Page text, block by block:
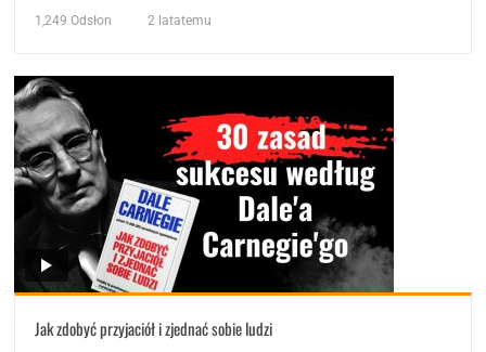
1,249 Odsłon 2 latatemu
Jak zdobyć przyjaciół i zjednać sobie ludzi